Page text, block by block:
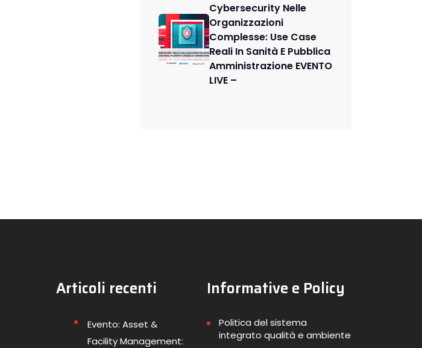
Cybersecurity Nelle
Organizzazioni
Complesse: Use Case
Reali In Sanità E Pubblica
Amministrazione EVENTO
LIVE –
Articoli recenti
Evento: Asset &
Facility Management:
Informative e Policy
Politica del sistema
integrato qualità e ambiente